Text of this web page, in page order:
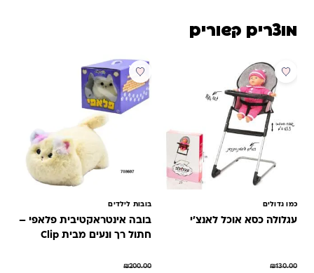
מוצרים קשורים
מבצע
כמו גדולים
עגלולה כסא אוכל לאנצ’י
₪130.00
מבצע
בובות לילדים
בובה אינטראקטיבית פלאפי –
חתול רך ונעים מבית Clip
₪200.00